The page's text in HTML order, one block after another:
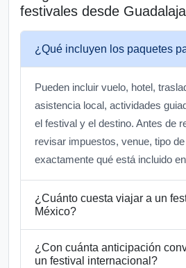
festivales desde
¿Qué incluyen los paquetes
Pueden incluir vuelo, hotel,
asistencia local, actividades
el festival y el destino. Antes de
revisar impuestos, venue, tipo
exactamente qué está incluido
¿Cuánto cuesta viajar a un
México?
¿Con cuánta anticipación
un festival internacional?